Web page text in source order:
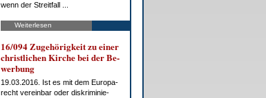
wenn der Streit­fall ...
Weiterlesen
16/094 Zu­ge­hö­rig­keit zu ei­ner
christ­li­chen Kir­che bei der Be­
wer­bung
19.03.2016. Ist es mit dem Eu­ro­pa­
recht ver­ein­bar oder dis­kri­mi­nie­